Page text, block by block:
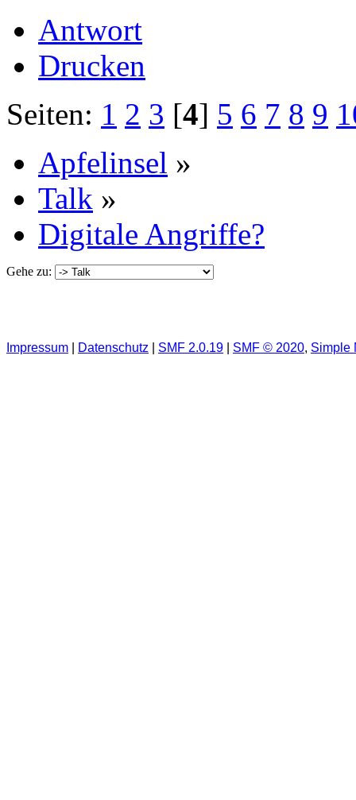
Antwort
Drucken
Seiten: 1 2 3 [4] 5 6 7 8 9
Apfelinsel »
Talk »
Digitale Angriffe?
Gehe zu:
Impressum Datenschutz SMF 2.0.19 SMF © 2020, Simple